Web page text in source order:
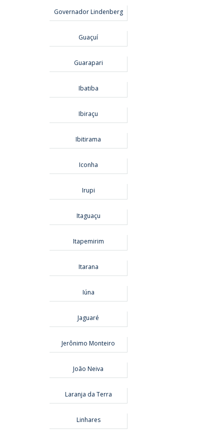
Governador Lindenberg
Guaçuí
Guarapari
Ibatiba
Ibiraçu
Ibitirama
Iconha
Irupi
Itaguaçu
Itapemirim
Itarana
Iúna
Jaguaré
Jerônimo Monteiro
João Neiva
Laranja da Terra
Linhares